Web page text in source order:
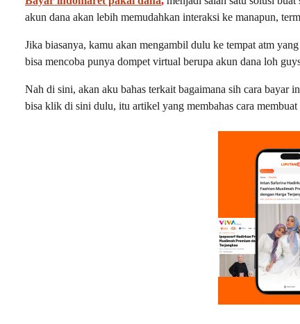
akun dana akan lebih memudahkan interaksi ke manapun,
Jika biasanya, kamu akan mengambil dulu ke tempat atm
bisa mencoba punya dompet virtual berupa akun dana loh
Nah di sini, akan aku bahas terkait bagaimana sih cara bayar
bisa klik di sini dulu, itu artikel yang membahas cara membuat